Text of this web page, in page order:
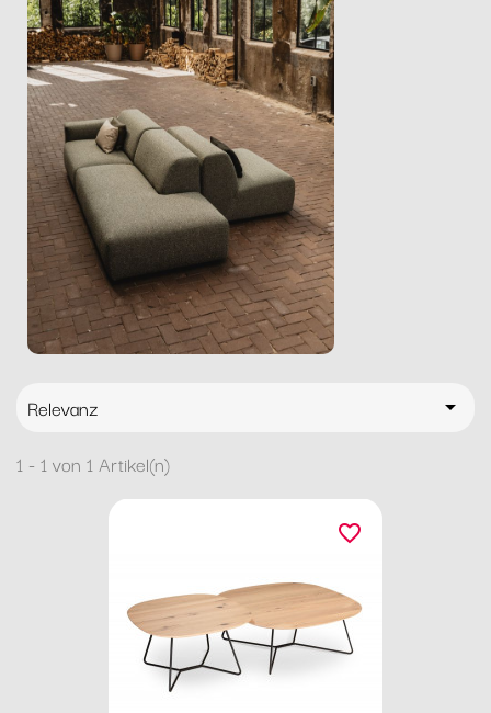
Relevanz 
1 - 1 von 1 Artikel(n)
favorite_border